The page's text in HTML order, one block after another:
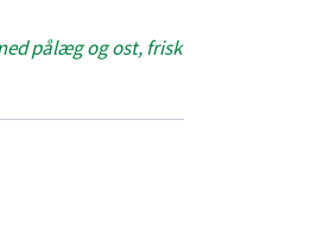
pålæg og ost, frisk